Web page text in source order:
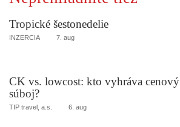
Tropické šestonedelie
INZERCIA 7. aug
CK vs. lowcost: kto vyhráva cenový
súboj?
TIP travel, a.s. 6. aug